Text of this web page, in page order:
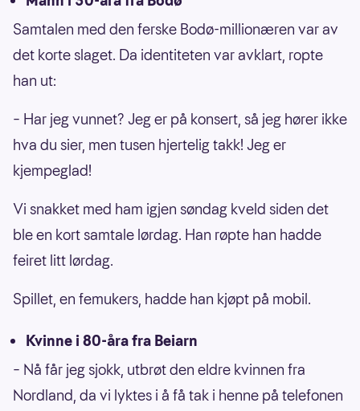
Samtalen med den ferske Bodø-millionæren var av
det korte slaget. Da identiteten var avklart, ropte
han ut:
– Har jeg vunnet? Jeg er på konsert, så jeg hører ikke
hva du sier, men tusen hjertelig takk! Jeg er
kjempeglad!
Vi snakket med ham igjen søndag kveld siden det
ble en kort samtale lørdag. Han røpte han hadde
feiret litt lørdag.
Spillet, en femukers, hadde han kjøpt på mobil.
Kvinne i 80-åra fra Beiarn
– Nå får jeg sjokk, utbrøt den eldre kvinnen fra
Nordland, da vi lyktes i å få tak i henne på telefonen